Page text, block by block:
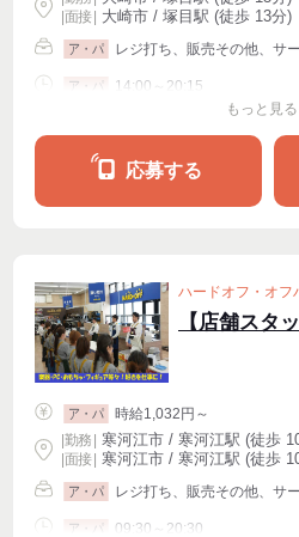
| 面接 | 大崎市 / 塚目駅 (徒歩 13分)
ア・パ レジ打ち、販売その他、サ
ア・パ 14:00～20:15
もっと見る
応募する
ハードオフ・オフ
【店舗スタ
ア・パ
時給1,032円～
|勤務 寒河江市 / 寒河江駅 (徒歩
| 面接 | 寒河江市 / 寒河江駅 (徒歩
ア・パ レジ打ち、販売その他、サ
ア・パ 09:30～20:30